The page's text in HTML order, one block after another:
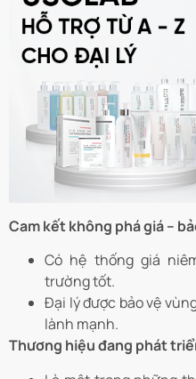
Cam kết không phá giá –
Có hệ thống giá
trường tốt.
Đại lý được bảo vệ
lành mạnh.
Thương hiệu đang phát